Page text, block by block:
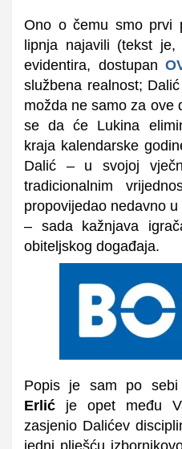
Ono o čemu smo
lipnja najavili (tekst je,
evidentira, dostupan
službena realnost;
možda ne samo za ove
seda će Lukina
kraja kalendarske
Dalić – u svojoj
tradicionalnim
propovijedao nedavno
– sada kažnjava
obiteljskog događaja.
Popis je sam po sebi
Erlić je opet među
zasjenio Dalićev
jedni plješću